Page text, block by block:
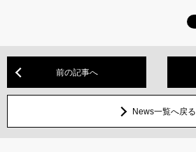
前の記事へ
News一覧へ戻る